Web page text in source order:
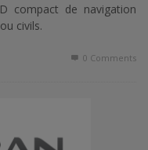
compact de navigation
civils.
0 Comments